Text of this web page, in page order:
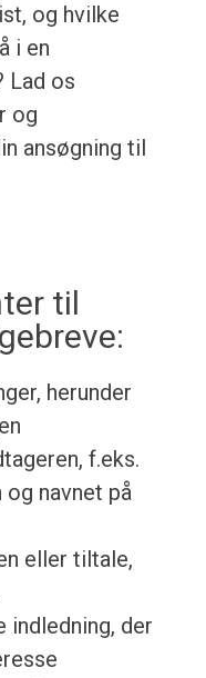
og hvilke
i en
Lad os
og
ansøgning til
til
herunder
f.eks.
navnet på
eller tiltale,
indledning, der